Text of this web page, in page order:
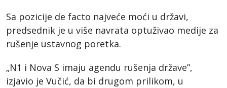
Sa pozicije de facto najveće moći u državi,
predsednik je u više navrata optuživao medije za
rušenje ustavnog poretka.
„N1 i Nova S imaju agendu rušenja države”,
izjavio je Vučić, da bi drugom prilikom, u